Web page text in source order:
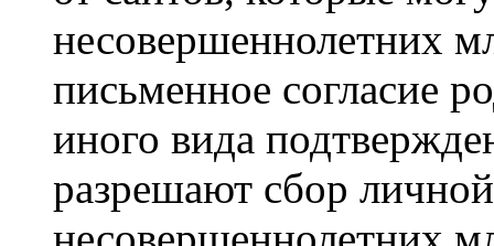
несовершеннолетних
письменное согласие
иного вида
разрешают сбор